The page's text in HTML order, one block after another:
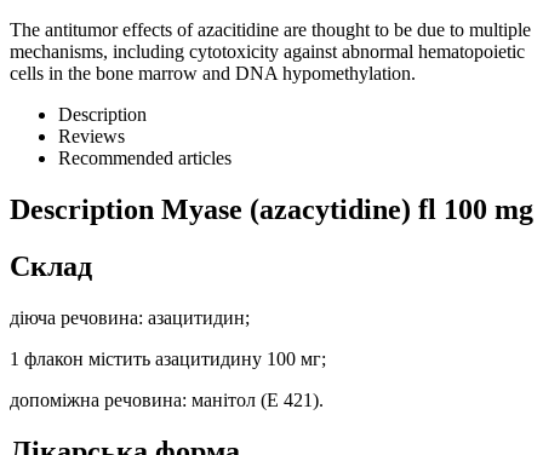
The antitumor effects of azacitidine are thought to be due to multiple
mechanisms, including cytotoxicity against abnormal hematopoietic
cells in the bone marrow and DNA hypomethylation.
Description
Reviews
Recommended articles
Description Myase (azacytidine) fl 100 mg
Склад
діюча речовина: азацитидин;
1 флакон містить азацитидину 100 мг;
допоміжна речовина: манітол (Е 421).